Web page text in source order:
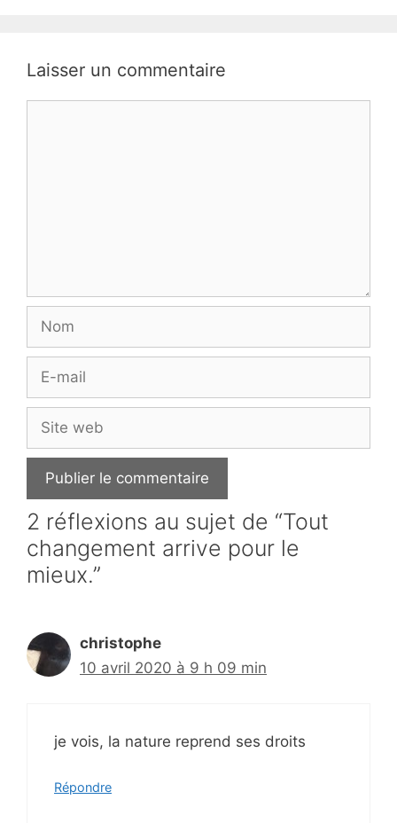
Laisser un commentaire
mail
web
2 réflexions au sujet de “Tout
changement arrive pour le
mieux.”
christophe
10 avril 2020 à 9 h 09 min
je vois, la nature reprend ses droits
Répondre